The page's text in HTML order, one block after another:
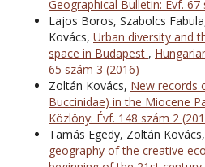
Geographical Bulletin: Évf. 67
Lajos Boros, Szabolcs
Kovács, Urban diversity and
space in Budapest ,
65 szám 3 (2016)
Zoltán Kovács, New records
Buccinidae) in the Miocene
Közlöny: Évf. 148 szám 2
Tamás Egedy, Zoltán
geography of the creative